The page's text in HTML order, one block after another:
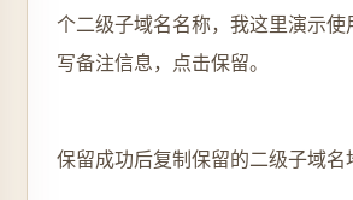
个二级子域名名称，我这里演示
写备注信息，点击保留。
保留成功后复制保留的二级子域名